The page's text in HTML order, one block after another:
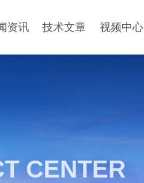
资讯 技术文章 视频中心
CENTER